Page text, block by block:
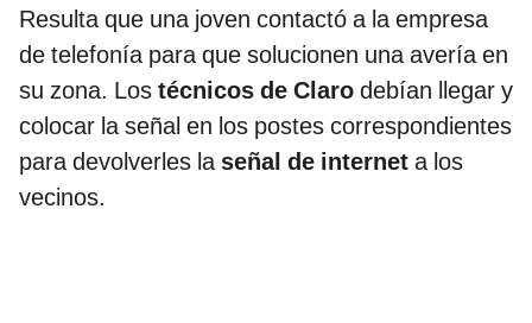
Resulta que una joven contactó a la empresa
de telefonía para que solucionen una avería en
su zona. Los técnicos de Claro debían llegar y
colocar la señal en los postes correspondientes
para devolverles la señal de internet a los
vecinos.